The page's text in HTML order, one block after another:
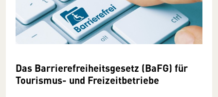
Das Barrierefreiheitsgesetz (BaFG) für
Tourismus- und Freizeitbetriebe